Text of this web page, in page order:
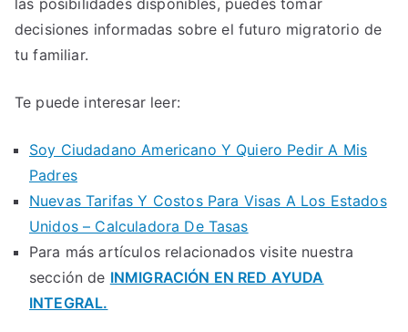
decisiones informadas sobre el futuro migratorio de
tu familiar.
Te puede interesar leer:
Soy Ciudadano Americano Y Quiero Pedir A Mis
Padres
Nuevas Tarifas Y Costos Para Visas A Los Estados
Unidos – Calculadora De Tasas
Para más artículos relacionados visite nuestra
sección de INMIGRACIÓN EN RED AYUDA
INTEGRAL.